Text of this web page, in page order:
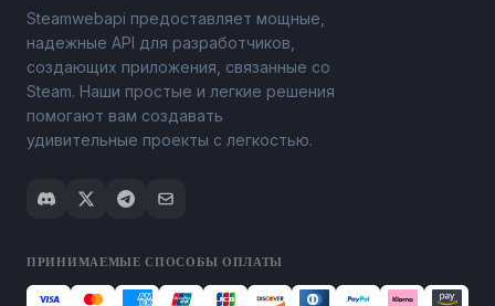
Steamwebapi предоставляет мощные,
надежные API для разработчиков,
создающих приложения, связанные со
Steam. Наши простые и легкие решения
помогают вам создавать
удивительные проекты с легкостью.
ПРИНИМАЕМЫЕ СПОСОБЫ ОПЛАТЫ